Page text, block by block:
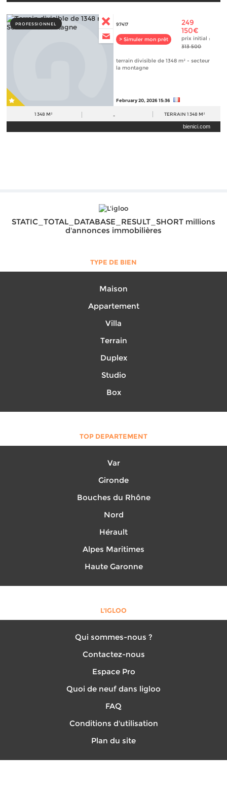
PROFESSIONNEL 97417
> Simuler mon prêt
249
150€
prix initial :
313 500
terrain divisible de 1348 m² - secteur
la montagne
February 20, 2026 15:36
1 348 M² - TERRAIN 1 348 M²
bienici.com
STATIC_TOTAL_DATABASE_RESULT_SHORT millions
d'annonces immobilières
TYPE DE BIEN
Maison
Appartement
Villa
Terrain
Duplex
Studio
Box
TOP DEPARTEMENT
Var
Gironde
Bouches du Rhône
Nord
Hérault
Alpes Maritimes
Haute Garonne
L'IGLOO
Qui sommes-nous ?
Contactez-nous
Espace Pro
Quoi de neuf dans ligloo
FAQ
Conditions d'utilisation
Plan du site